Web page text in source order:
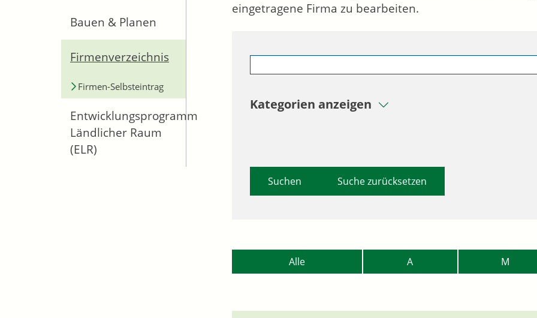
Bauen & Planen
Firmenverzeichnis
Firmen-Selbsteintrag
Entwicklungsprogramm
Ländlicher Raum
(ELR)
eingetragene Firma zu bearbeiten.
Kategorien anzeigen
Suche zurücksetzen
Alle A M